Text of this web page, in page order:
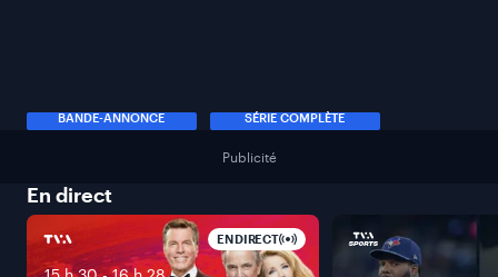
BANDE-ANNONCE SÉRIE COMPLÈTE
Publicité
En direct
EN DIRECT